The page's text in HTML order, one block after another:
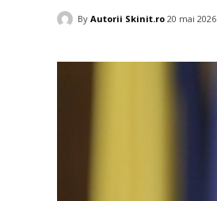
By Autorii Skinit.ro 20 mai 2026